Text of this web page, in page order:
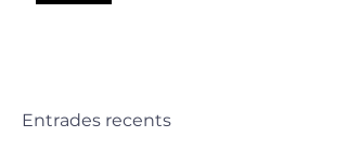
Entrades recents